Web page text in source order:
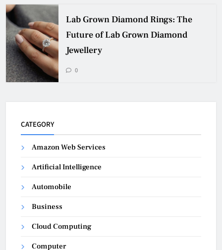
Lab Grown Diamond Rings: The
Future of Lab Grown Diamond
Jewellery
0
CATEGORY
Amazon Web Services
Artificial Intelligence
Automobile
Business
Cloud Computing
Computer